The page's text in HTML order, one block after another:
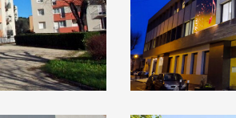
Ecole de